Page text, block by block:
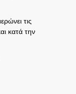
τις
κατά την